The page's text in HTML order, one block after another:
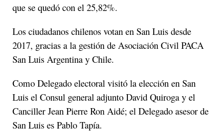
que se quedó con el 25,82%.
Los ciudadanos chilenos votan en San Luis desde
2017, gracias a la gestión de Asociación Civil PACA
San Luis Argentina y Chile.
Como Delegado electoral visitó la elección en San
Luis el Consul general adjunto David Quiroga y el
Canciller Jean Pierre Ron Aidé; el Delegado asesor de
San Luis es Pablo Tapía.